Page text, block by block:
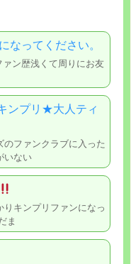
ってください。
ン歴浅くて周りにお友
ンプリ★大人ティ
ファンクラブに入った
いない
キンプリファンになっ
ま